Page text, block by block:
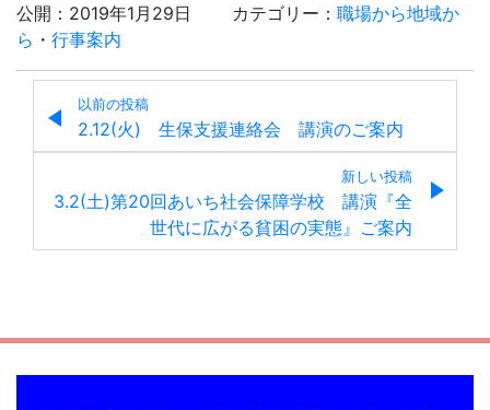
公開：2019年1月29日 カテゴリー： 職場から地域か
ら ・ 行事案内
以前の投稿
2.12(火) 生保支援連絡会 講演のご案内
新しい投稿
3.2(土)第20回あいち社会保障学校 講演『全
世代に広がる貧困の実態』ご案内